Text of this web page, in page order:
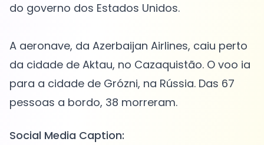
do governo dos Estados Unidos.
A aeronave, da Azerbaijan Airlines, caiu perto
da cidade de Aktau, no Cazaquistão. O voo ia
para a cidade de Grózni, na Rússia. Das 67
Social Media Caption: